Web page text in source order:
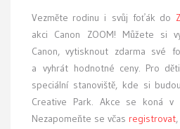
Vezměte rodinu i svůj foťák do
akci Canon ZOOM! Můžete si
Canon, vytisknout zdarma své
a vyhrát hodnotné ceny. Pro
speciální stanoviště, kde si
Creative Park. Akce se koná v
Nezapomeňte se včas registrovat